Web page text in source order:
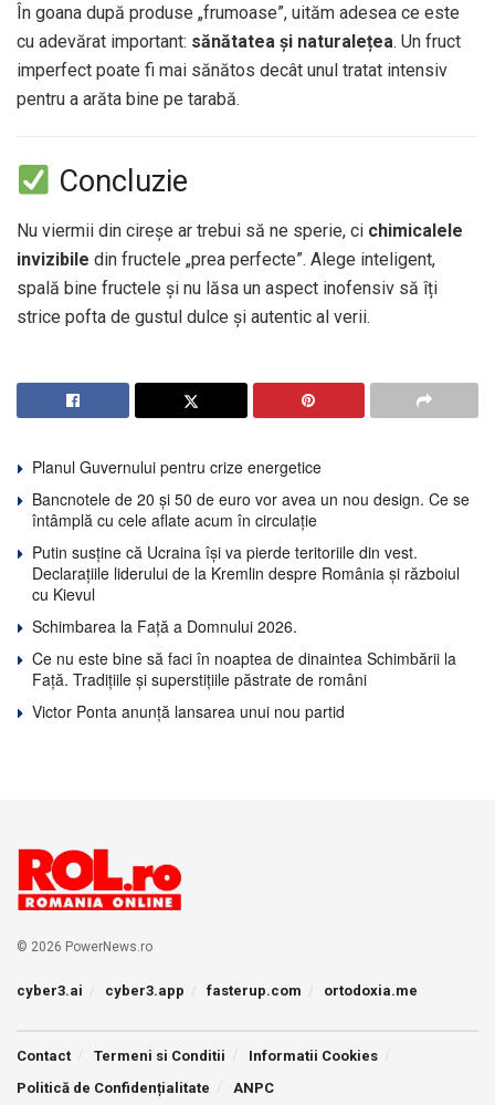
În goana după produse „frumoase”, uităm adesea ce este
cu adevărat important: sănătatea și naturalețea. Un fruct
imperfect poate fi mai sănătos decât unul tratat intensiv
pentru a arăta bine pe tarabă.
Concluzie
Nu viermii din cireșe ar trebui să ne sperie, ci chimicalele
invizibile din fructele „prea perfecte”. Alege inteligent,
spală bine fructele și nu lăsa un aspect inofensiv să îți
strice pofta de gustul dulce și autentic al verii.
Planul Guvernului pentru crize energetice
Bancnotele de 20 și 50 de euro vor avea un nou design. Ce se
întâmplă cu cele aflate acum în circulație
Putin susține că Ucraina își va pierde teritoriile din vest.
Declarațiile liderului de la Kremlin despre România și războiul
cu Kievul
Schimbarea la Față a Domnului 2026.
Ce nu este bine să faci în noaptea de dinaintea Schimbării la
Față. Tradițiile și superstițiile păstrate de români
Victor Ponta anunță lansarea unui nou partid
© 2026 PowerNews.ro
cyber3.ai cyber3.app fasterup.com ortodoxia.me
Contact Termeni si Conditii
Informatii Cookies
Politică de Confidențialitate
ANPC